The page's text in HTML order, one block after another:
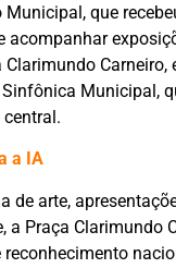
que
Carneiro,
Municipal,
a IA
arte,
Praça Clarimundo